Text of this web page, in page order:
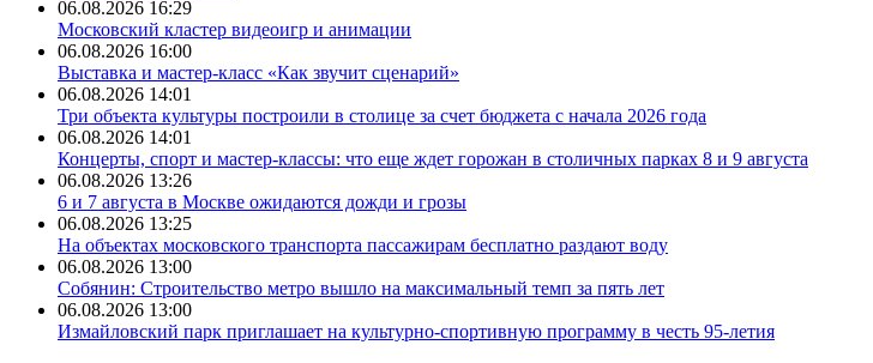
06.08.2026 16:29
Московский кластер видеоигр и анимации
06.08.2026 16:00
Выставка и мастер-класс «Как звучит сценарий»
06.08.2026 14:01
Три объекта культуры построили в столице за счет бюджета с начала 2026 года
06.08.2026 14:01
Концерты, спорт и мастер‑классы: что еще ждет горожан в столичных парках 8 и 9 августа
06.08.2026 13:26
6 и 7 августа в Москве ожидаются дожди и грозы
06.08.2026 13:25
На объектах московского транспорта пассажирам бесплатно раздают воду
06.08.2026 13:00
Собянин: Строительство метро вышло на максимальный темп за пять лет
06.08.2026 13:00
Измайловский парк приглашает на культурно-спортивную программу в честь 95-летия